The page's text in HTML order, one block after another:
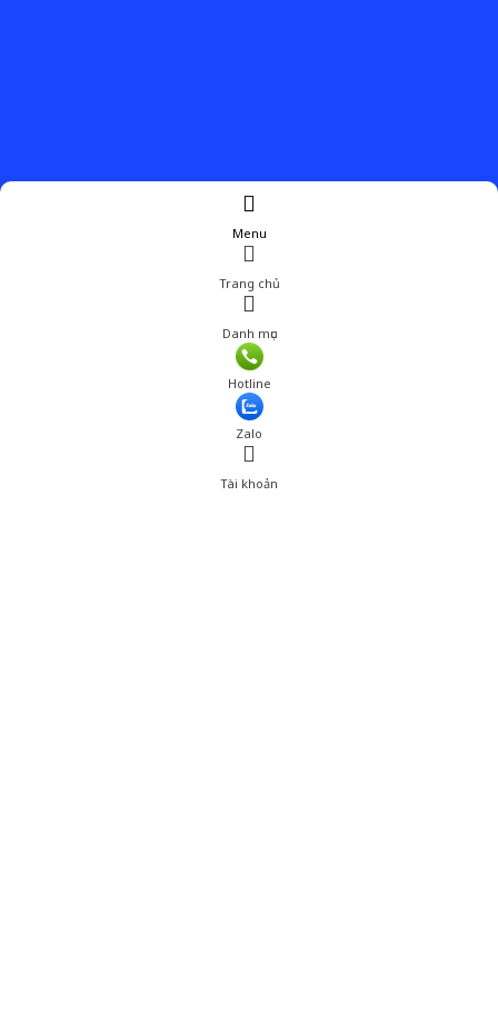
Menu
Trang chủ
Danh mục
Hotline
Zalo
Tài khoản